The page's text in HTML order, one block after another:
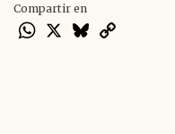
Compartir en
WhatsApp
X Bluesky